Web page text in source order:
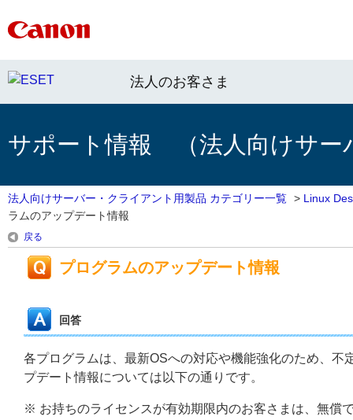
法人のお客さま
サポート情報 （法人向けサー
法人向けサーバー・クライアント用製品 カテゴリー一覧 > Linux
ラムのアップデート情報
戻る
プログラムのアップデート情報
回答
各プログラムは、最新OSへの対応や機能強化のため、
プデート情報については以下の通りです。
※ お持ちのライセンスが有効期限内のお客さまは、無償